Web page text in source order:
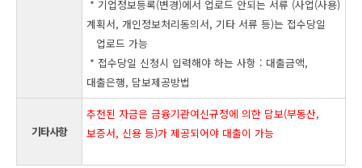
* 기업정보등록(변경)에서 업로드 안되는 서류 (사업(사용)
계획서, 개인정보처리동의서, 기타 서류 등)는 접수당일
업로드 가능
* 접수당일 신청시 입력해야 하는 사항 : 대출금액,
대출은행, 담보제공방법
기타사항
추천된 자금은 금융기관여신규정에 의한 담보(부동산,
보증서, 신용 등)가 제공되어야 대출이 가능